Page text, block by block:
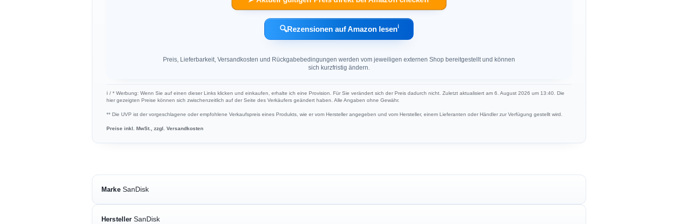
🔍Rezensionen auf Amazon lesenℹ︎
Preis, Lieferbarkeit, Versandkosten und Rückgabebedingungen werden vom jeweiligen externen Shop bereitgestellt und können
sich kurzfristig ändern.
ℹ︎ / * Werbung: Wenn Sie auf einen dieser Links klicken und einkaufen, erhalte ich eine Provision. Für Sie verändert sich der Preis dadurch nicht. Zuletzt aktualisiert am 6. August 2026 um 13:40. Die
hier gezeigten Preise können sich zwischenzeitlich auf der Seite des Verkäufers geändert haben. Alle Angaben ohne Gewähr.
** Die UVP ist der vorgeschlagene oder empfohlene Verkaufspreis eines Produkts, wie er vom Hersteller angegeben und vom Hersteller, einem Lieferanten oder Händler zur Verfügung gestellt wird.
Preise inkl. MwSt., zzgl. Versandkosten
Marke SanDisk
Hersteller SanDisk